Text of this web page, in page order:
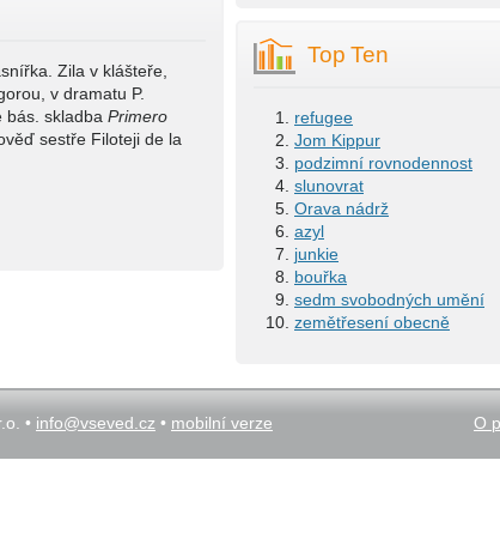
Zila v klášteře,
v dramatu P.
bás. skladba Primero
sestře Filoteji de la
Top Ten
refugee
Jom Kippur
podzimní rovnodennost
slunovrat
Orava nádrž
azyl
junkie
bouřka
sedm svobodných umění
zemětřesení obecně
• info@vseved.cz • mobilní verze O